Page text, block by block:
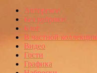
Авторское
Без рубрики
Блог
В частной коллекции
Видео
Гости
Графика